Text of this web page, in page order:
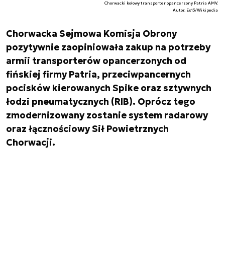
Chorwacki kołowy transporter opancerzony Patria AMV.
Autor. Ex13/Wikipedia
Chorwacka Sejmowa Komisja Obrony
pozytywnie zaopiniowała zakup na potrzeby
armii transporterów opancerzonych od
fińskiej firmy Patria, przeciwpancernych
pocisków kierowanych Spike oraz sztywnych
łodzi pneumatycznych (RIB). Oprócz tego
zmodernizowany zostanie system radarowy
oraz łącznościowy Sił Powietrznych
Chorwacji.